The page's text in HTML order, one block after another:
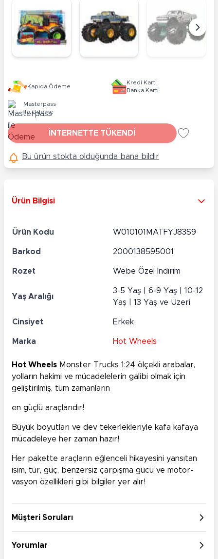
Kapıda Ödeme
Kredi Kartı
Banka Kartı
Masterpass
ile Ödeme
İNTERNETTE TÜKENDİ
Bu ürün stokta olduğunda bana bildir
Ürün Bilgisi
Ürün Kodu W010101MATFYJ83S9
Barkod 2000138595001
Rozet Webe Özel İndirim
Yaş Aralığı
3-5 Yaş | 6-9 Yaş | 10-12
Yaş | 13 Yaş ve Üzeri
Cinsiyet Erkek
Marka Hot Wheels
Hot Wheels Monster Trucks 1:24 ölçekli arabalar,
yolların hakimi ve mücadelelerin galibi olmak için
geliştirilmiş, tüm zamanların
en güçlü araçlarıdır!
Büyük boyutları ve dev tekerlekleriyle kafa kafaya
mücadeleye her zaman hazır!
Her pakette araçların eğlenceli hikayesini yansıtan
isim, tür, güç, benzersiz çarpışma gücü ve motor-
vasyon özellikleri gibi bilgiler yer alır!
Müşteri Soruları
Yorumlar